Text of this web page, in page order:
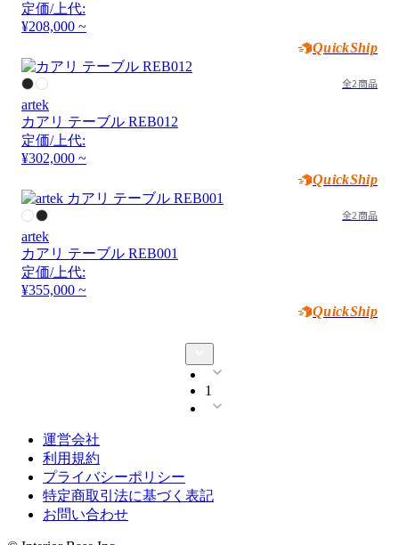
定価/上代:
¥208,000 ~
QuickShip
全2商品
artek
カアリ テーブル REB012
定価/上代:
¥302,000 ~
QuickShip
全2商品
artek
カアリ テーブル REB001
定価/上代:
¥355,000 ~
QuickShip
1
運営会社
利用規約
プライバシーポリシー
特定商取引法に基づく表記
お問い合わせ